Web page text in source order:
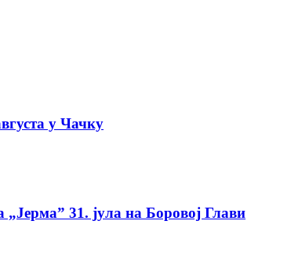
у Чачку
31. јула на Боровој Глави